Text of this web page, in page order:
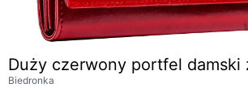
Duży czerwony portfel damski
Biedronka